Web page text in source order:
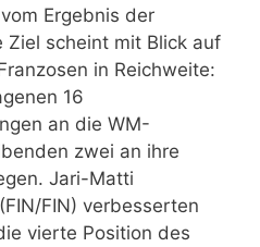
Ergebnis der
Ziel scheint mit Blick auf
in Reichweite:
16
an die WM-
zwei an ihre
Jari-Matti
FIN) verbesserten
vierte Position des